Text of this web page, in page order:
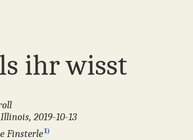
ihr wisst
2019-10-13
Finsterle1)